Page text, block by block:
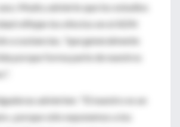
Mudry advierte que los estudios
reflejan los efectos en el ADN
a sustancias, "que generalmente
porque forma parte de nuestros
advierten: "El nuestro es un
porque sólo exponemos a los